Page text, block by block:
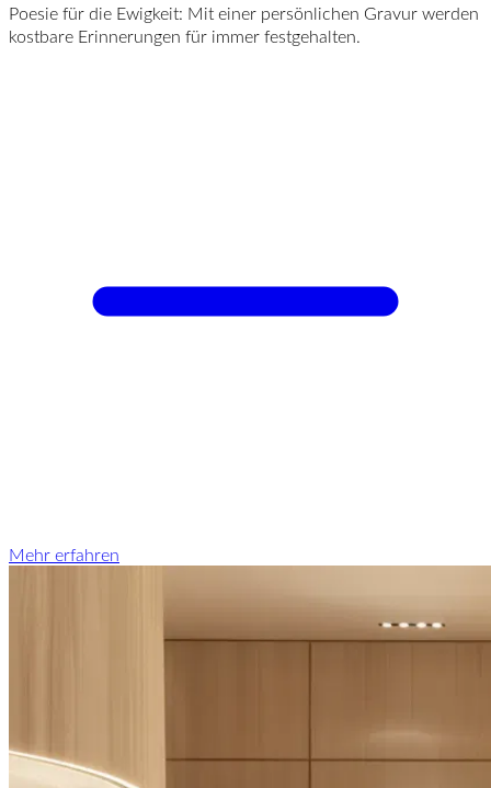
Poesie für die Ewigkeit: Mit einer persönlichen Gravur werden
kostbare Erinnerungen für immer festgehalten.
Mehr erfahren